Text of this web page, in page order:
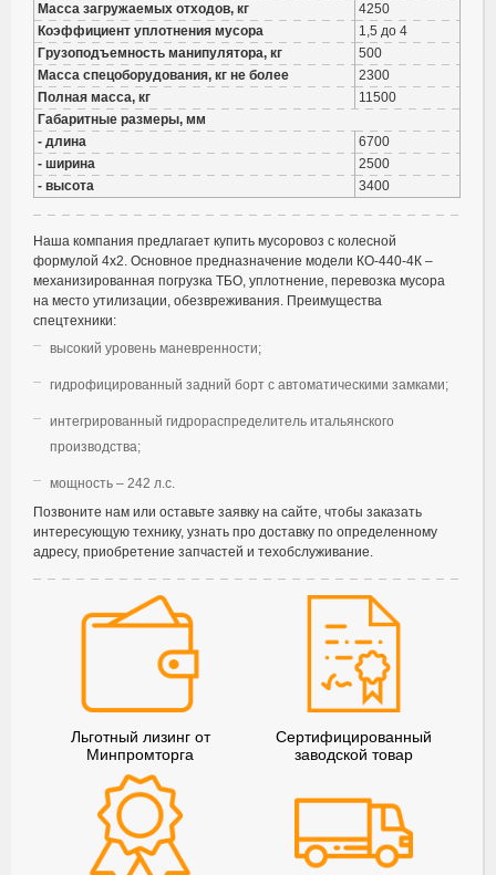
Масса загружаемых отходов, кг
4250
Коэффициент уплотнения мусора
1,5 до 4
Грузоподъемность манипулятора, кг
500
Масса спецоборудования, кг не более
2300
Полная масса, кг
11500
Габаритные размеры, мм
- длина
6700
- ширина
2500
- высота
3400
Наша компания предлагает купить мусоровоз с колесной
формулой 4х2. Основное предназначение модели КО-440-4К –
механизированная погрузка ТБО, уплотнение, перевозка мусора
на место утилизации, обезвреживания. Преимущества
спецтехники:
высокий уровень маневренности;
гидрофицированный задний борт с автоматическими замками;
интегрированный гидрораспределитель итальянского
производства;
мощность – 242 л.с.
Позвоните нам или оставьте заявку на сайте, чтобы заказать
интересующую технику, узнать про доставку по определенному
адресу, приобретение запчастей и техобслуживание.
Льготный лизинг от
Минпромторга
Сертифицированный
заводской товар